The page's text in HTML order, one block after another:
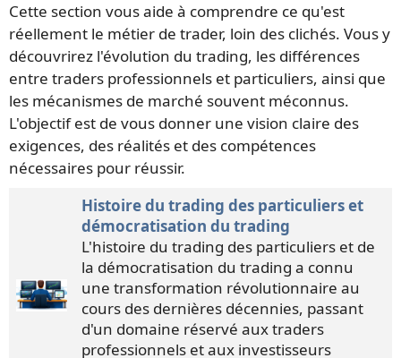
Cette section vous aide à comprendre ce qu'est
réellement le métier de trader, loin des clichés. Vous y
découvrirez l'évolution du trading, les différences
entre traders professionnels et particuliers, ainsi que
les mécanismes de marché souvent méconnus.
L'objectif est de vous donner une vision claire des
exigences, des réalités et des compétences
nécessaires pour réussir.
Histoire du trading des particuliers et
démocratisation du trading
L'histoire du trading des particuliers et de
la démocratisation du trading a connu
une transformation révolutionnaire au
cours des dernières décennies, passant
d'un domaine réservé aux traders
professionnels et aux investisseurs